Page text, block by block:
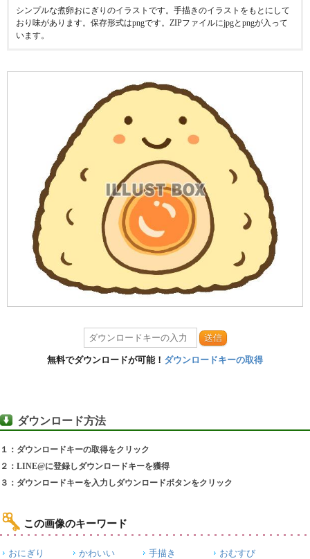
シンプルな煮卵おにぎりのイラストです。手描きのイラストをもとにして
おり味があります。保存形式はpngです。ZIPファイルにjpgとpngが入って
います。
送信
無料でダウンロードが可能！ ダウンロードキーの取得
ダウンロード方法
１：ダウンロードキーの取得をクリック
２：LINE@に登録しダウンロードキーを獲得
３：ダウンロードキーを入力しダウンロードボタンをクリック
この画像のキーワード
おにぎり かわいい 手描き
おむすび